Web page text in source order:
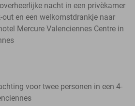
nacht in een privèkamer
en een welkomstdrankje naar
Mercure Valenciennes Centre in
voor twee personen in een 4-